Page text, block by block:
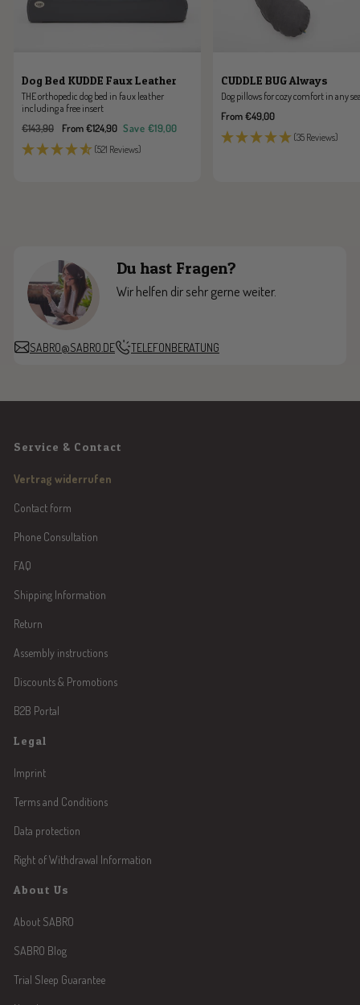
Dog Bed KUDDE Faux Leather
THE orthopedic dog bed in faux leather
including a free insert
Sale
price
From €124,90
Regular
price
€143,90 Save €19,00
(521 Reviews)
CUDDLE BUG Always
Dog pillows for cozy comfort in any
Sale
price
From €49,00
(35 Reviews)
Du hast Fragen?
Wir helfen dir sehr gerne weiter.
SABRO@SABRO.DE TELEFONBERATUNG
Service & Contact
Vertrag widerrufen
Contact form
Phone Consultation
FAQ
Shipping Information
Return
Assembly instructions
Discounts & Promotions
B2B Portal
Legal
Imprint
Terms and Conditions
Data protection
Right of Withdrawal Information
About Us
About SABRO
SABRO Blog
Trial Sleep Guarantee